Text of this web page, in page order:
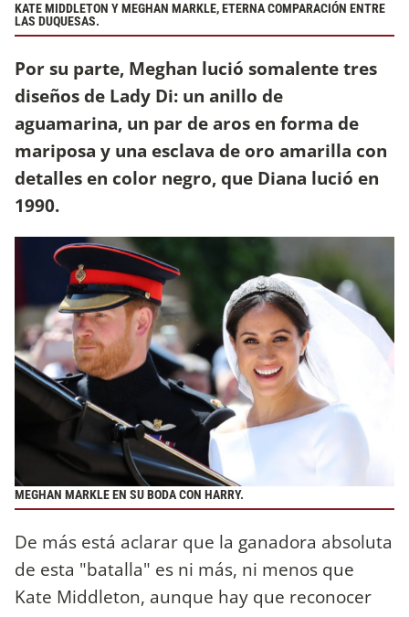
KATE MIDDLETON Y MEGHAN MARKLE, ETERNA COMPARACIÓN ENTRE
LAS DUQUESAS.
Por su parte, Meghan lució somalente tres
diseños de Lady Di: un anillo de
aguamarina, un par de aros en forma de
mariposa y una esclava de oro amarilla con
detalles en color negro, que Diana lució en
1990.
MEGHAN MARKLE EN SU BODA CON HARRY.
De más está aclarar que la ganadora absoluta
de esta "batalla" es ni más, ni menos que
Kate Middleton, aunque hay que reconocer